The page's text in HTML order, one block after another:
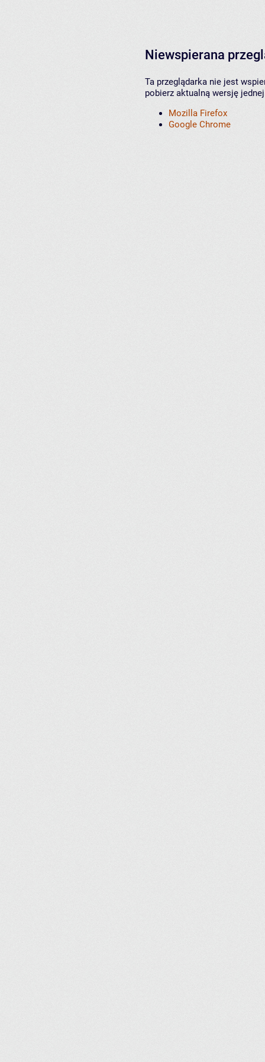
Niewspierana
Ta przeglądarka nie jest
pobierz aktualną wersję
Mozilla Firefox
Google Chrome